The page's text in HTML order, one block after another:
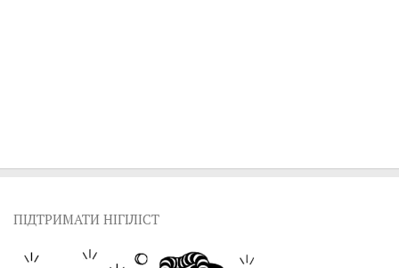
ПІДТРИМАТИ НІГІЛІСТ